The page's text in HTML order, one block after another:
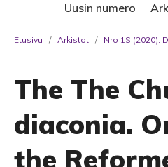
Uusin numero
Etusivu / Arkistot / Nro 1S (2020):
The The
diaconia.
the